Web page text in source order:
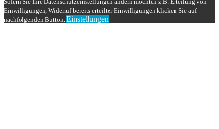
Sofern Sie Ihre Datenschutzeinstellungen ändern möchten z.B. Erteilung von
Einwilligungen, Widerruf bereits erteilter Einwilligungen klicken Sie auf
nachfolgenden Button. Einstellungen